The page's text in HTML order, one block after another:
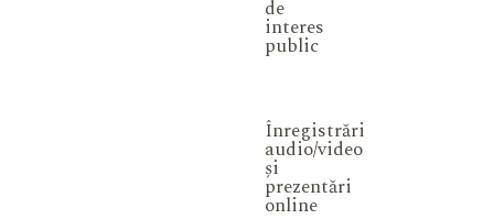
de
interes
public
Înregistrări
audio/video
și
prezentări
online